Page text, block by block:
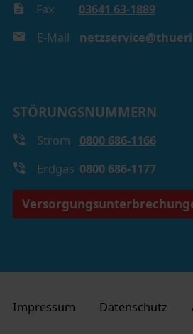
Fax
03641 63-1889
E-Mail
STÖRUNGSNUMMERN
Strom
0800 686-1166
Erdgas 0800 686-1177
Impressum Datenschutz